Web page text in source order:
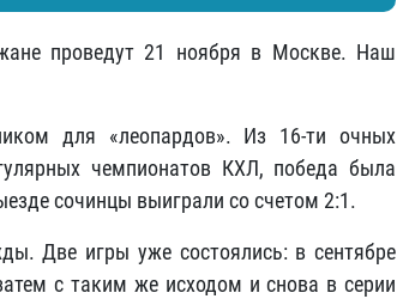
проведут 21 ноября в Москве. Наш
для «леопардов». Из 16-ти очных
чемпионатов КХЛ, победа была
сочинцы выиграли со счетом 2:1.
Две игры уже состоялись: в сентябре
с таким же исходом и снова в серии